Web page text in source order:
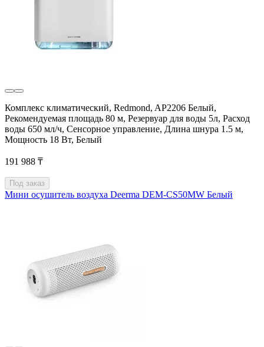
Комплекс климатический, Redmond, AP2206 Белый,
Рекомендуемая площадь 80 м, Резервуар для воды 5л, Расход
воды 650 мл/ч, Сенсорное управление, Длина шнура 1.5 м,
Мощность 18 Вт, Белый
191 988 ₸
Под заказ
Мини осушитель воздуха Deerma DEM-CS50MW Белый